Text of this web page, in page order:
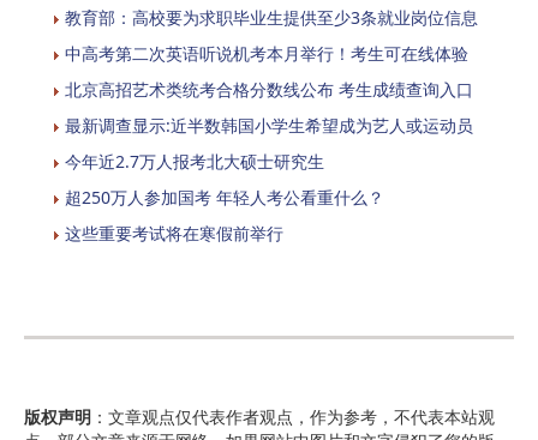
教育部：高校要为求职毕业生提供至少3条就业岗位信息
中高考第二次英语听说机考本月举行！考生可在线体验
北京高招艺术类统考合格分数线公布 考生成绩查询入口
最新调查显示:近半数韩国小学生希望成为艺人或运动员
今年近2.7万人报考北大硕士研究生
超250万人参加国考 年轻人考公看重什么？
这些重要考试将在寒假前举行
版权声明 ：文章观点仅代表作者观点，作为参考，不代表本站观